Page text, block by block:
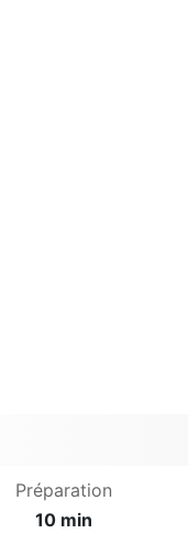
Préparation
10 min